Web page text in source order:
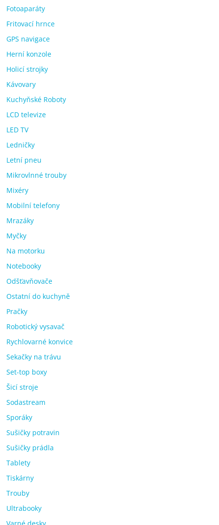
Fotoaparáty
Fritovací hrnce
GPS navigace
Herní konzole
Holicí strojky
Kávovary
Kuchyňské Roboty
LCD televize
LED TV
Ledničky
Letní pneu
Mikrovlnné trouby
Mixéry
Mobilní telefony
Mrazáky
Myčky
Na motorku
Notebooky
Odšťavňovače
Ostatní do kuchyně
Pračky
Robotický vysavač
Rychlovarné konvice
Sekačky na trávu
Set-top boxy
Šicí stroje
Sodastream
Sporáky
Sušičky potravin
Sušičky prádla
Tablety
Tiskárny
Trouby
Ultrabooky